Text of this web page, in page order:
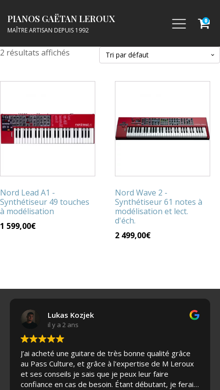
PIANOS GAËTAN LEROUX
MAÎTRE ARTISAN DEPUIS 1992
0
2 résultats affichés
Nord Lead A1 -
Synthétiseur 49 touches
à modélisation
1 599,00€
Nord Wave 2 -
Synthétiseur 61 notes à
modélisation et lect.
d'éch.
2 499,00€
Lukas Kozjek
il y a 2 ans
J’ai acheté une guitare de très bonne qualité grâce
au Pass Culture, et grâce à l'expertise de M Leroux
et ses conseils je sais que je peux leur faire
confiance en cas de besoin. Étant débutant, je ferai